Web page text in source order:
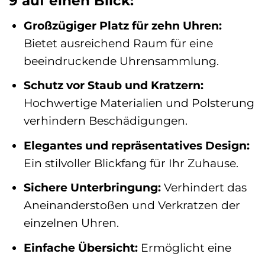
Großzügiger Platz für zehn Uhren:
Bietet ausreichend Raum für eine
beeindruckende Uhrensammlung.
Schutz vor Staub und Kratzern:
Hochwertige Materialien und Polsterung
verhindern Beschädigungen.
Elegantes und repräsentatives Design:
Ein stilvoller Blickfang für Ihr Zuhause.
Sichere Unterbringung:Verhindert das
Aneinanderstoßen und Verkratzen der
einzelnen Uhren.
Einfache Übersicht:Ermöglicht eine